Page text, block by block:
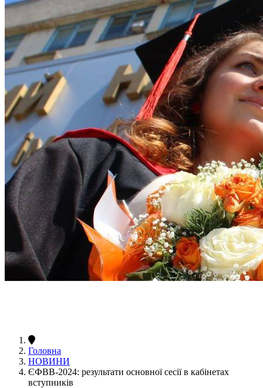
Головна
НОВИНИ
ЄФВВ-2024: результати основної сесії в кабінетах
вступників